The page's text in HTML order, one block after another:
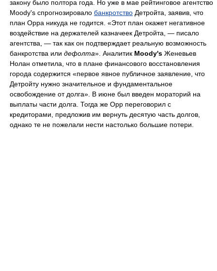
закону было полтора года. Но уже в мае рейтинговое агентство
Moody's спрогнозировало банкротство Детройта, заявив, что
план Орра никуда не годится. «Этот план окажет негативное
воздействие на держателей казначеек Детройта, — писало
агентства, — так как он подтверждает реальную возможность
банкротства или дефолта». Аналитик Moody's Женевьев
Нолан отметила, что в плане финансового восстановления
города содержится «первое явное публичное заявление, что
Детройту нужно значительное и фундаментальное
освобождение от долга». В июне был введен мораторий на
выплаты части долга. Тогда же Орр переговорил с
кредиторами, предложив им вернуть десятую часть долгов,
однако те не пожелали нести настолько большие потери.